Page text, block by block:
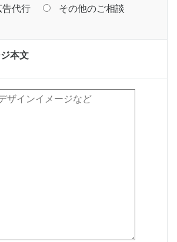
告代行
その他のご相談
本文